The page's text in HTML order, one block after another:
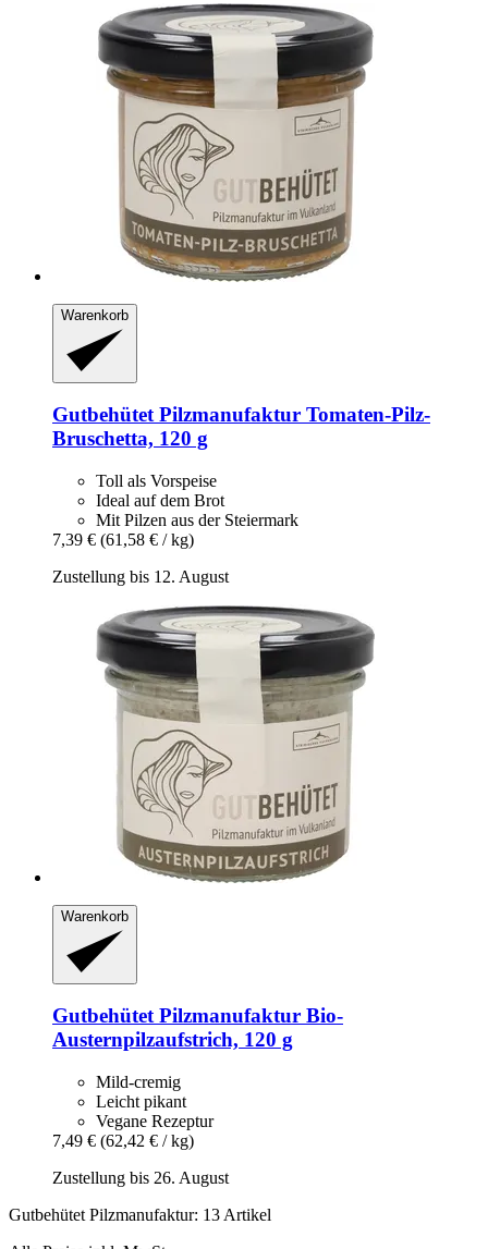
Warenkorb
Gutbehütet Pilzmanufaktur Tomaten-​Pilz-​
Bruschetta, 120 g
Toll als Vorspeise
Ideal auf dem Brot
Mit Pilzen aus der Steiermark
7,39 € (61,58 € / kg)
Zustellung bis 12. August
Warenkorb
Gutbehütet Pilzmanufaktur Bio-​
Austernpilzaufstrich, 120 g
Mild-cremig
Leicht pikant
Vegane Rezeptur
7,49 € (62,42 € / kg)
Zustellung bis 26. August
Gutbehütet Pilzmanufaktur: 13 Artikel